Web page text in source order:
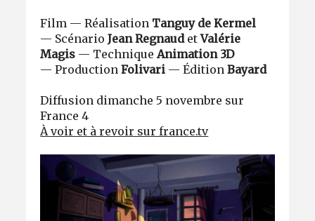
Film — Réalisation Tanguy de Kermel
— ScénarioJean Regnaud etValérie
Magis — TechniqueAnimation 3D
— ProductionFolivari — ÉditionBayard
Diffusion dimanche 5 novembre sur
France 4
À voir et à revoir sur france.tv